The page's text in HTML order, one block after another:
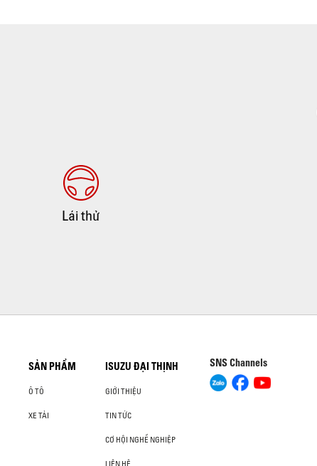
Lái thử
SẢN PHẨM
Ô TÔ
XE TẢI
ISUZU ĐẠI THỊNH
GIỚI THIỆU
TIN TỨC
CƠ HỘI NGHỀ NGHIỆP
LIÊN HỆ
SNS Channels